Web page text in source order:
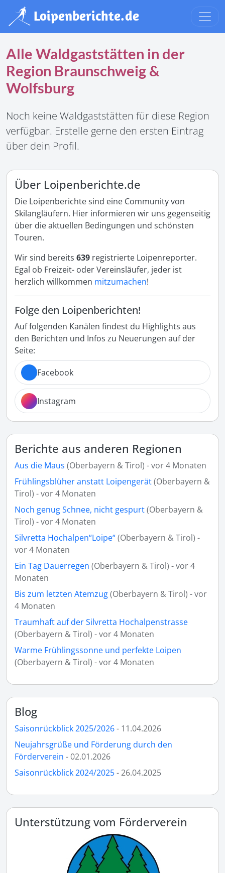
Alle Waldgaststätten in der
Region Braunschweig &
Wolfsburg
Noch keine Waldgaststätten für diese Region
verfügbar. Erstelle gerne den ersten Eintrag
über dein Profil.
Über Loipenberichte.de
Die Loipenberichte sind eine Community von
Skilangläufern. Hier informieren wir uns gegenseitig
über die aktuellen Bedingungen und schönsten
Touren.
Wir sind bereits 639 registrierte Loipenreporter.
Egal ob Freizeit- oder Vereinsläufer, jeder ist
herzlich willkommen mitzumachen!
Folge den Loipenberichten!
Auf folgenden Kanälen findest du Highlights aus
den Berichten und Infos zu Neuerungen auf der
Seite:
Facebook
Instagram
Berichte aus anderen Regionen
Aus die Maus (Oberbayern & Tirol) - vor 4 Monaten
Frühlingsblüher anstatt Loipengerät(Oberbayern &
Tirol) - vor 4 Monaten
Noch genug Schnee, nicht gespurt(Oberbayern &
Tirol) - vor 4 Monaten
Silvretta Hochalpen“Loipe“(Oberbayern & Tirol) -
vor 4 Monaten
Ein Tag Dauerregen (Oberbayern & Tirol) - vor 4
Monaten
Bis zum letzten Atemzug(Oberbayern & Tirol) - vor
4 Monaten
Traumhaft auf der Silvretta Hochalpenstrasse
(Oberbayern & Tirol) - vor 4 Monaten
Warme Frühlingssonne und perfekte Loipen
(Oberbayern & Tirol) - vor 4 Monaten
Blog
Saisonrückblick 2025/2026- 11.04.2026
Neujahrsgrüße und Förderung durch den
Förderverein - 02.01.2026
Saisonrückblick 2024/2025- 26.04.2025
Unterstützung vom Förderverein